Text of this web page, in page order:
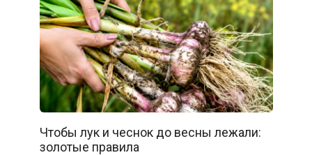
Чтобы лук и чеснок до весны лежали:
золотые правила